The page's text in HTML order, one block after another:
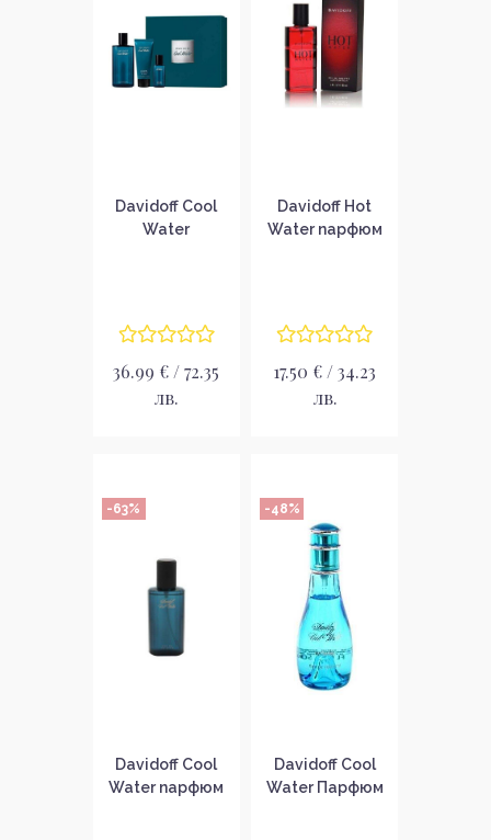
Davidoff Cool
Water
36.99 € / 72.35
лв.
Davidoff Hot
Water парфюм
17.50 € / 34.23
лв.
-63%
Davidoff Cool
Water парфюм
-48%
Davidoff Cool
Water Парфюм